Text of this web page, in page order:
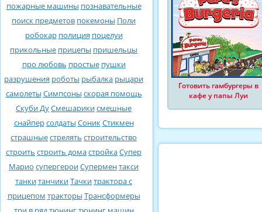
пожарные машины познавательные
поиск предметов покемоны Поли
робокар полиция поцелуи
прикольные прицепы пришельцы
про любовь простые пушки
разрушения роботы рыбалка рыцари
самолеты Симпсоны скорая помощь
Скуби ДуСмешарикисмешные
снайперсолдаты СоникСтикмен
страшныестрелять строительство
строить строить домастройкаСупер
Марио супергероиСуперментакси
танкитанчикиТачкитрактора с
прицепом тракторы Трансформеры
Готовить гамбургеры в
кафе у папы Луи